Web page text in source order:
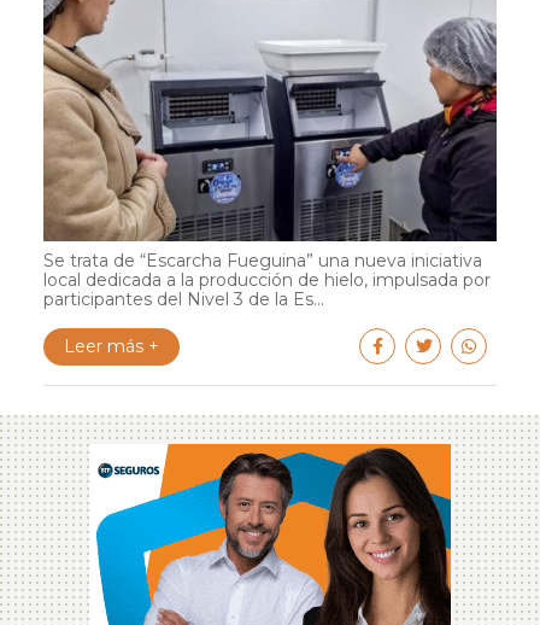
Se trata de “Escarcha Fueguina” una nueva iniciativa
local dedicada a la producción de hielo, impulsada por
participantes del Nivel 3 de la Es...
Leer más +